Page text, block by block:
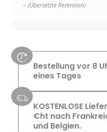
– (Übersetzte Rezension)
Bestellung vor 8
eines Tages
KOSTENLOSE
€ht nach
und Belgien.